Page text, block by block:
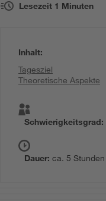
Lesezeit 1 Minuten
Inhalt:
Tagesziel
Theoretische Aspekte
Schwierigkeitsgrad:
Dauer:ca. 5 Stunden